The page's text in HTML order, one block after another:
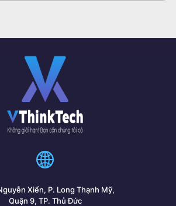
Xiển, P. Long Thạnh Mỹ,
Quận 9, TP. Thủ Đức